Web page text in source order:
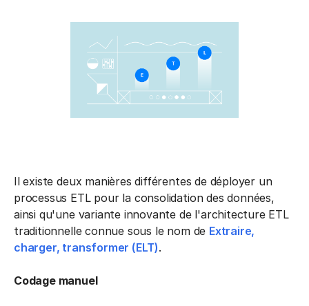
Il existe deux manières différentes de déployer un
processus ETL pour la consolidation des données,
ainsi qu'une variante innovante de l'architecture ETL
traditionnelle connue sous le nom de Extraire,
charger, transformer (ELT).
Codage manuel